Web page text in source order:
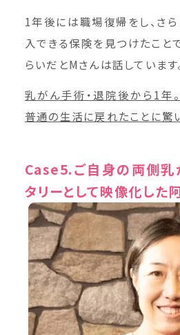
1年後には職場復帰をし、さ
入できる保険を見つけたこと
らいだとMさんは話しています
乳がん手術・退院後から1年
普通の生活に戻れたことに驚
Case5.ご自身の両側乳
タリーとして映像化した